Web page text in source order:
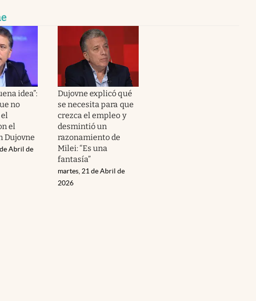
idea”:
no
el
Dujovne
Abril de
Dujovne explicó qué
se necesita para que
crezca el empleo y
desmintió un
razonamiento de
Milei: “Es una
fantasía”
martes, 21 de Abril de
2026